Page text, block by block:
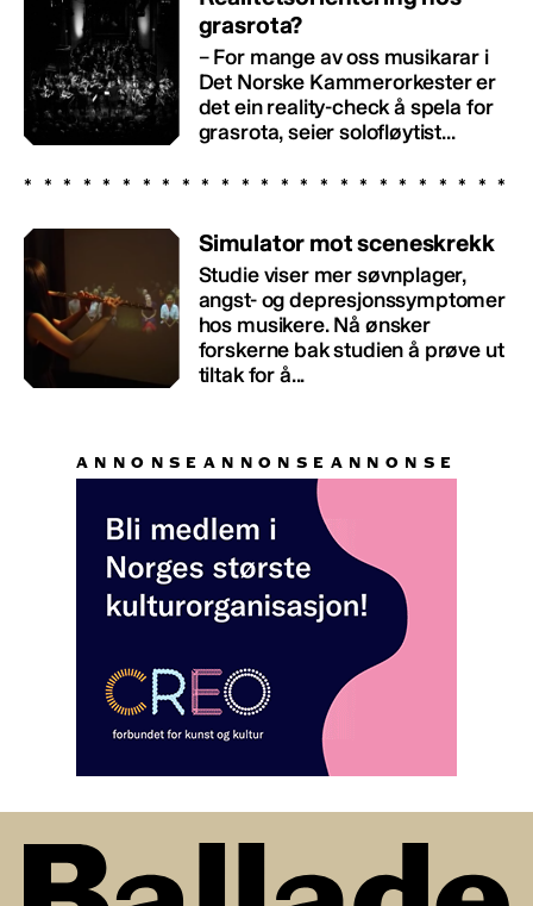
grasrota?
– For mange av oss musikarar i
Det Norske Kammerorkester er
det ein reality-check å spela for
grasrota, seier solofløytist...
Simulator mot sceneskrekk
Studie viser mer søvnplager,
angst- og depresjonssymptomer
hos musikere. Nå ønsker
forskerne bak studien å prøve ut
tiltak for å...